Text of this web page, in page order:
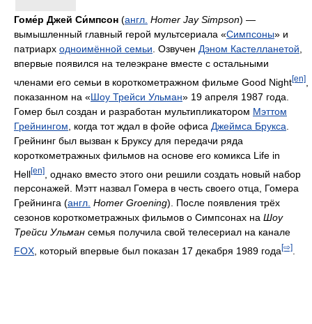
Гоме́р Джей Си́мпсон (англ. Homer Jay Simpson) —
вымышленный главный герой мультсериала «Симпсоны» и
патриарх одноимённой семьи . Озвучен Дэном Кастелланетой
впервые появился на телеэкране вместе с остальными
членами его семьи в короткометражном фильме Good Night[en]
показанном на «Шоу Трейси Ульман» 19 апреля 1987 года.
Гомер был создан и разработан мультипликатором Мэттом
Грейнингом , когда тот ждал в фойе офиса Джеймса Брукса
Грейнинг был вызван к Бруксу для передачи ряда
короткометражных фильмов на основе его комикса Life in
Hell[en]
, однако вместо этого они решили создать новый набор
персонажей. Мэтт назвал Гомера в честь своего отца, Гомера
Грейнинга (англ. Homer Groening). После появления трёх
сезонов короткометражных фильмов о Симпсонах на Шоу
Трейси Ульман семья получила свой телесериал на канале
FOX , который впервые был показан 17 декабря 1989 года [⇨]